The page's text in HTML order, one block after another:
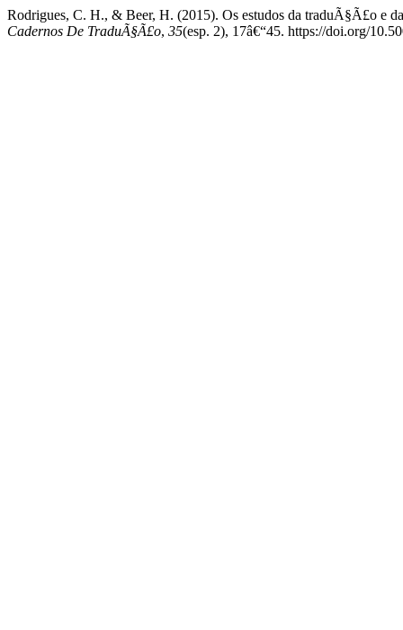
Rodrigues, C. H., & Beer, H. (2015). Os estudos da traduÃ§Ã£o e
Cadernos De TraduÃ§Ã£o, 35(esp. 2), 17â€“45. https://doi.org/